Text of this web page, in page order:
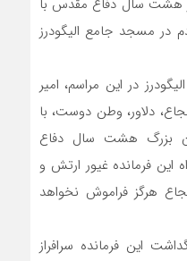
هشت سال دفاع مقدس با
در مسجد جامع الیگودرز
در این مراسم، امیر
دلاور، وطن دوست، با
بزرگ هشت سال دفاع
فرمانده غیور ارتش و
هرگز فراموش نخواهد
این فرمانده سرافراز